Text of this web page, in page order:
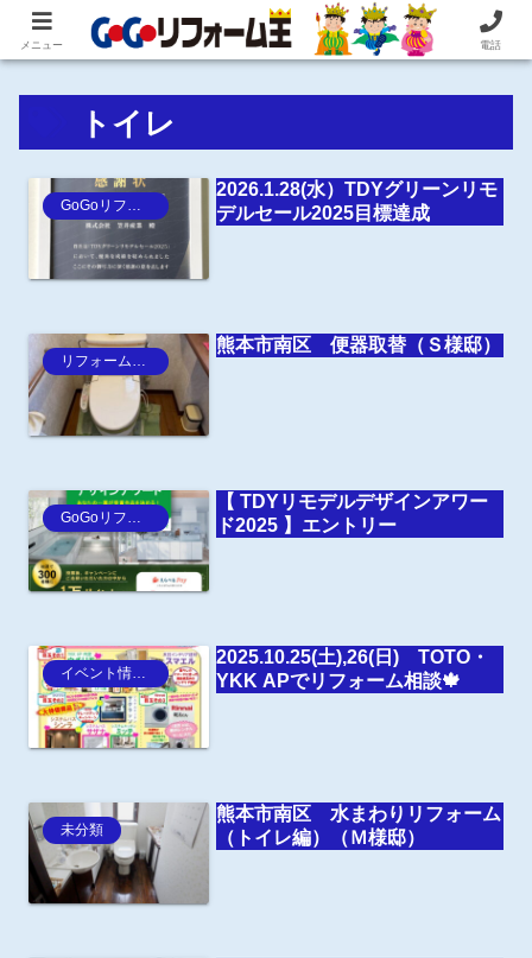
住まいの困ったを即解決！住宅リフォーム専門 株式会社 笠井産業
トイレ
GoGoリフォーム王Blog
2026.1.28(水）TDYグリーンリモ
デルセール2025目標達成
リフォーム事例
熊本市南区 便器取替（Ｓ様邸）
GoGoリフォーム王Blog
【 TDYリモデルデザインアワー
ド2025 】エントリー
イベント情報・お知らせ
2025.10.25(土),26(日) TOTO・
YKK APでリフォーム相談🍁
未分類
熊本市南区 水まわりリフォーム
（トイレ編）（Ｍ様邸）
メニュー 電話